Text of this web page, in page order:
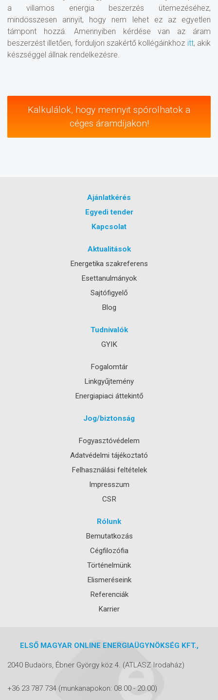
a villamos energia beszerzés ütemezéséhez,
mindösszesen annyit, hogy nem lehet ez az egyetlen
támpont hozzá. Amennyiben kérdése van az áram
beszerzést illetően, forduljon szakértő kollégáinkhoz itt, akik
készséggel állnak rendelkezésre.
Kalkulálok, hogy mennyit spórolhatok a
céges áramdíjakon!
Ajánlatkérés
Egyedi tender
Kapcsolat
Aktualitások
Energetika szakreferens
Esettanulmányok
Sajtófigyelő
Blog
Tudnivalók
GYIK
Fogalomtár
Linkgyűjtemény
Energiapiaci áttekintő
Jog/biztonság
Fogyasztóvédelem
Adatvédelmi tájékoztató
Felhasználási feltételek
Impresszum
CSR
Rólunk
Bemutatkozás
Cégfilozófia
Történelmünk
Elismeréseink
Referenciák
Karrier
ELSŐ MAGYAR ONLINE ENERGIAÜGYNÖKSÉG KFT.,
2040 Budaörs, Ébner György köz 4. (ATLASZ Irodaház)
+36 23 787 734 (munkanapokon: 08.00 - 20.00)